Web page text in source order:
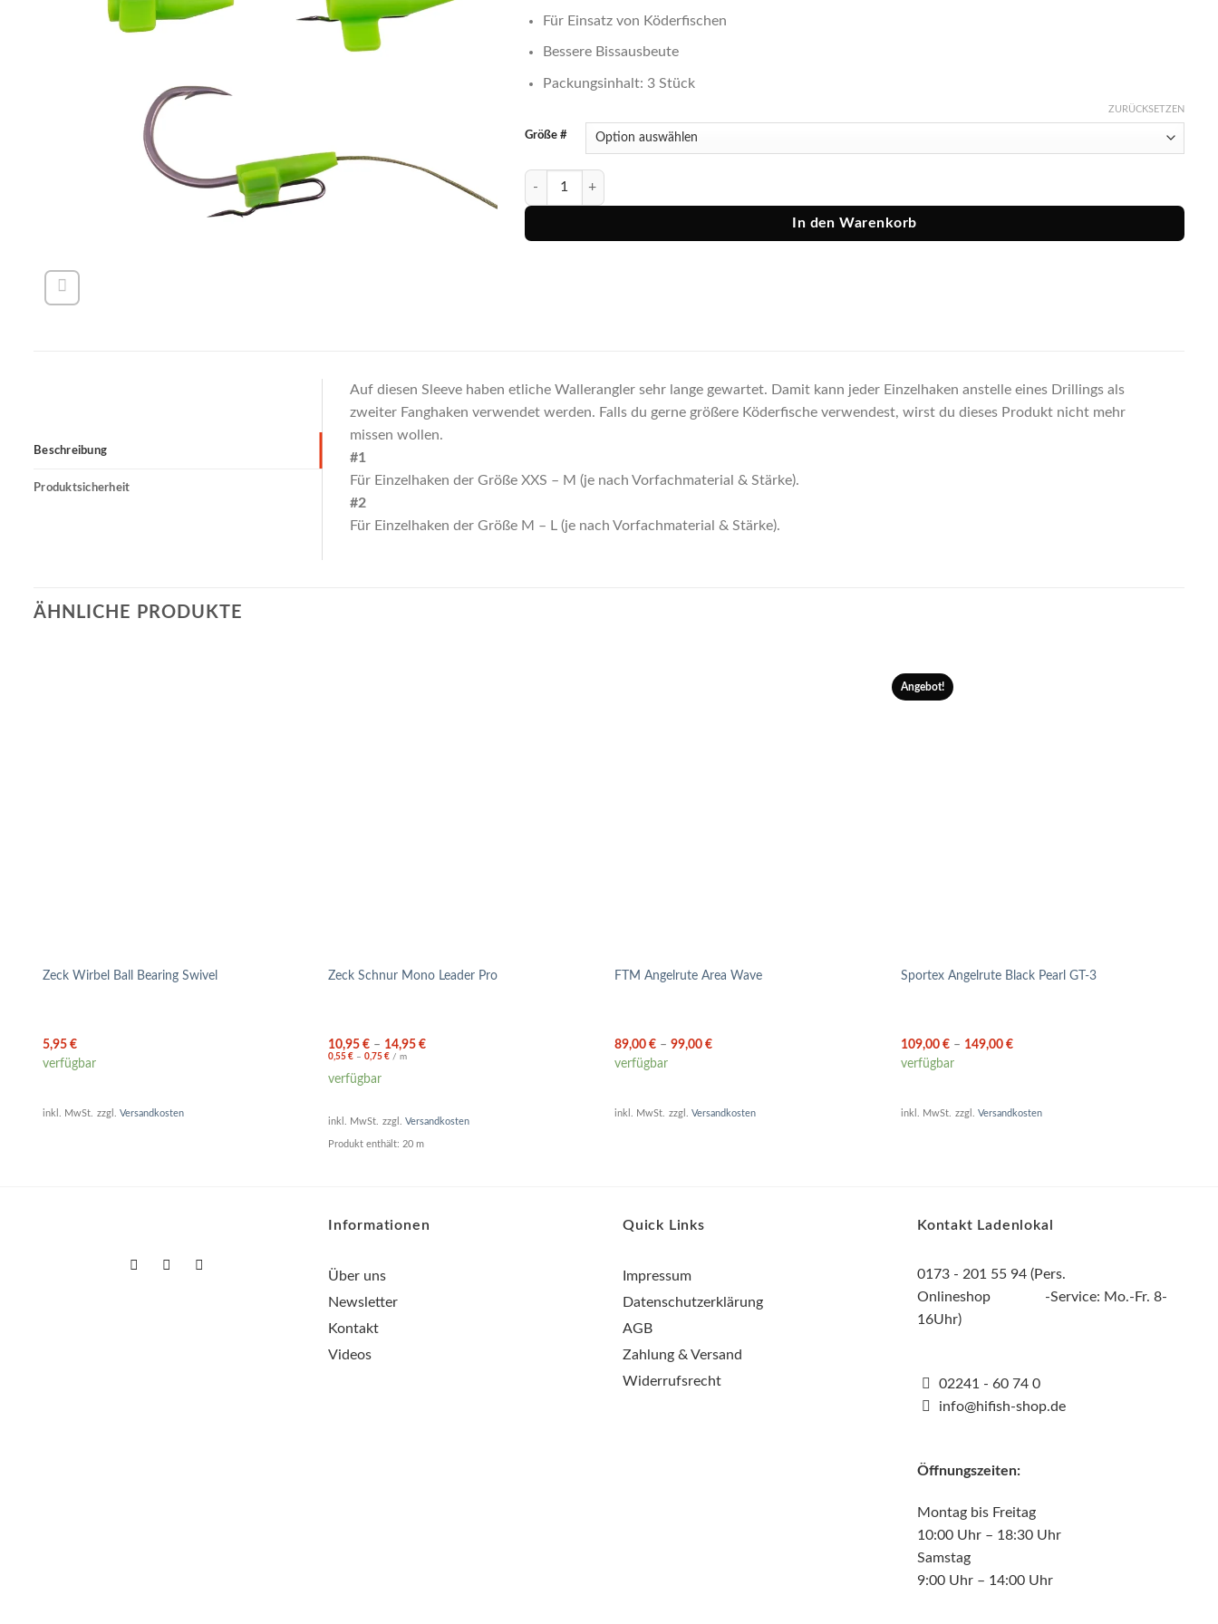
Für Einsatz von Köderfischen
Bessere Bissausbeute
Packungsinhalt: 3 Stück
Größe #
ZURÜCKSETZEN
Zeck Ryder Hook Sleeve Menge
In den Warenkorb
Beschreibung
Produktsicherheit
Auf diesen Sleeve haben etliche Wallerangler sehr lange gewartet. Damit kann jeder Einzelhaken anstelle eines Drillings als
zweiter Fanghaken verwendet werden. Falls du gerne größere Köderfische verwendest, wirst du dieses Produkt nicht mehr
missen wollen.
#1
Für Einzelhaken der Größe XXS – M (je nach Vorfachmaterial & Stärke).
#2
Für Einzelhaken der Größe M – L (je nach Vorfachmaterial & Stärke).
ÄHNLICHE PRODUKTE
Zeck Wirbel Ball Bearing Swivel
5,95 €
verfügbar
inkl. MwSt. zzgl. Versandkosten
Zeck Schnur Mono Leader Pro
10,95€ – 14,95€
0,55€ –0,75€ /m
verfügbar
inkl. MwSt. zzgl.Versandkosten
Produkt enthält: 20m
FTM Angelrute Area Wave
89,00€ –99,00€
verfügbar
inkl. MwSt. zzgl.Versandkosten
Angebot!
Sportex Angelrute Black Pearl GT-3
109,00 €– 149,00 €
verfügbar
inkl. MwSt. zzgl. Versandkosten
Informationen
Über uns
Newsletter
Kontakt
Videos
Quick Links
Impressum
Datenschutzerklärung
AGB
Zahlung & Versand
Widerrufsrecht
Kontakt Ladenlokal
0173 - 201 55 94 (Pers.
Onlineshop -Service: Mo.-Fr. 8-
16Uhr)
02241 - 60 74 0
info@hifish-shop.de
Öffnungszeiten:
Montag bis Freitag
10:00 Uhr – 18:30 Uhr
Samstag
9:00 Uhr – 14:00 Uhr